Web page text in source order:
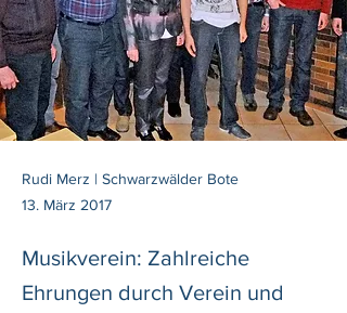
Rudi Merz | Schwarzwälder Bote
13. März 2017
Musikverein: Zahlreiche
Ehrungen durch Verein und